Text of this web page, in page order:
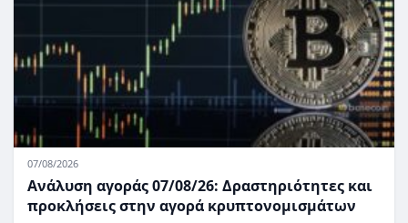
07/08/2026
Ανάλυση αγοράς 07/08/26: Δραστηριότητες και
προκλήσεις στην αγορά κρυπτονομισμάτων